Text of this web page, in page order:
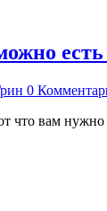
есть
0
вам нужно